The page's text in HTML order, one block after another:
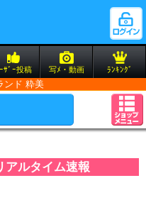
ｻﾞｰ投稿 写ﾒ・動画 ﾗﾝｷﾝｸﾞ
ンド 粋美
アルタイム速報